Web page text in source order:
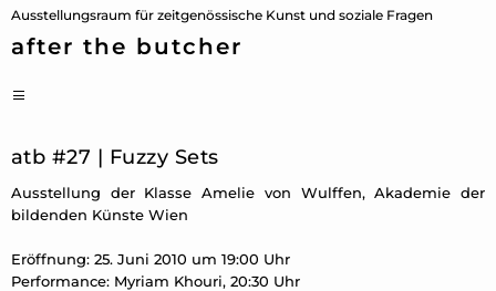
Ausstellungsraum für zeitgenössische Kunst und soziale Fragen
after the butcher
Zum
Inhalt
atb #27 | Fuzzy Sets
Ausstellung der Klasse Amelie von Wulffen, Akademie der
bildenden Künste Wien
Eröffnung: 25. Juni 2010 um 19:00 Uhr
Performance: Myriam Khouri, 20:30 Uhr